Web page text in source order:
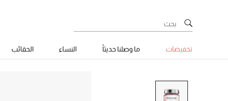
تخفيضات ما وصلنا حديثاً النساء الحقائب